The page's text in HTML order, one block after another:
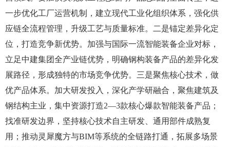
一步优化工厂运营机制，建立现代工业化组织体系，强化供
应链全流程管理，升级工艺与质量标准。二是锚定差异化定
位，打造竞争新优势。加强与国际一流智能装备企业对标，
立足中建集团全产业链优势，明确钢构装备产品的差异化发
展路径，形成独特的市场竞争优势。三是聚焦核心技术，做
优产品体系。加大研发投入，深化产学研融合，聚焦建筑及
钢结构主业，集中资源打造2—3款核心爆款智能装备产品；
找准研发边界，坚持核心技术自主研发、通用部件成熟复
用；推动灵犀魔方与BIM等系统的全链路打通，拓展多场景